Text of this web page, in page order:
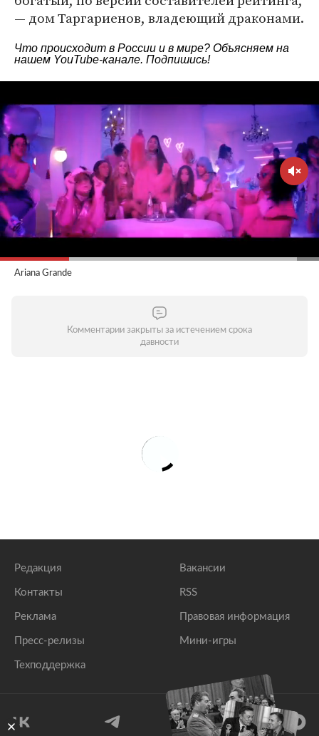
— дом Таргариенов, владеющий драконами.
Что происходит в России и в мире? Объясняем на
нашем YouTube-канале. Подпишись!
Ariana Grande
Комментарии закрыты за истечением срока
давности
Редакция
Контакты
Реклама
Пресс-релизы
Техподдержка
Вакансии
RSS
Правовая информация
Мини-игры